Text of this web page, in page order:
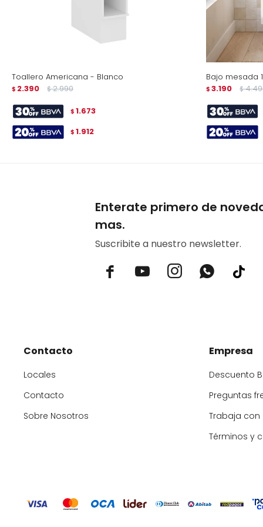
Toallero Americana - Blanco
$ 2.390 $ 2.990
$ 1.673
$ 1.912
Bajo mesada
$ 3.190 $
Enterate primero de
mas.
Suscribite a nuestro newsletter.
  
Contacto
Locales
Contacto
Sobre Nosotros
Empresa
Descuento
Preguntas
Trabaja
Términos y